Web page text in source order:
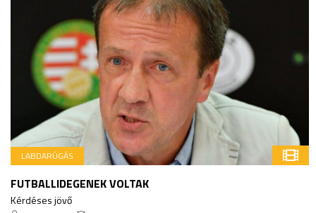
LABDARÚGÁS
FUTBALLIDEGENEK VOLTAK
Kérdéses jövő